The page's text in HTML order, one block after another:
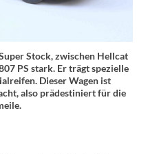
Stock, zwischen Hellcat
PS stark. Er trägt spezielle
Dieser Wagen ist
also prädestiniert für die